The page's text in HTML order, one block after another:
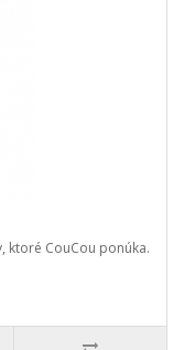
ktoré CouCou ponúka.